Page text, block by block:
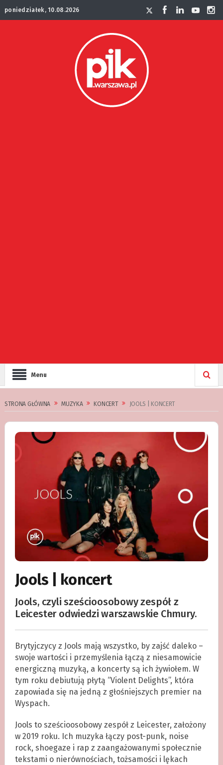
poniedziałek, 10.08.2026
Menu
STRONA GŁÓWNA MUZYKA KONCERT JOOLS | KONCERT
Jools | koncert
Jools, czyli sześcioosobowy zespół z
Leicester odwiedzi warszawskie Chmury.
Brytyjczycy z Jools mają wszystko, by zajść daleko –
swoje wartości i przemyślenia łączą z niesamowicie
energiczną muzyką, a koncerty są ich żywiołem. W
tym roku debiutują płytą “Violent Delights”, która
zapowiada się na jedną z głośniejszych premier na
Wyspach.
Jools to sześcioosobowy zespół z Leicester, założony
w 2019 roku. Ich muzyka łączy post-punk, noise
rock, shoegaze i rap z zaangażowanymi społecznie
tekstami o nierównościach, tożsamości i lękach